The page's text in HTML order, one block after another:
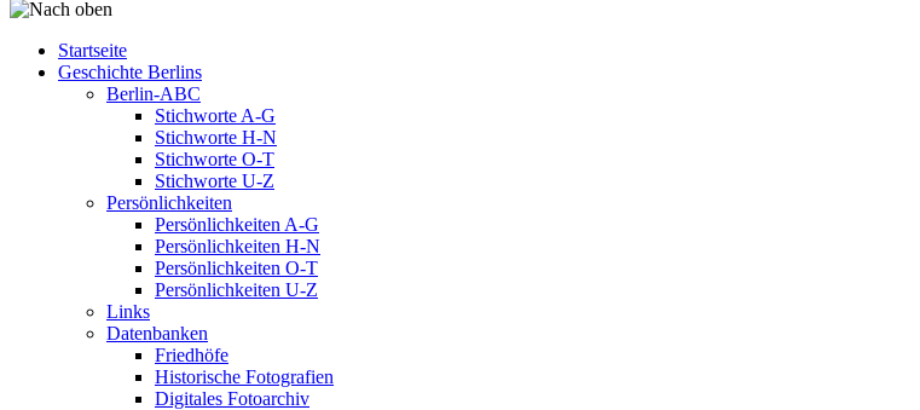
Startseite
Geschichte Berlins
Berlin-ABC
Stichworte A-G
Stichworte H-N
Stichworte O-T
Stichworte U-Z
Persönlichkeiten
Persönlichkeiten A-G
Persönlichkeiten H-N
Persönlichkeiten O-T
Persönlichkeiten U-Z
Links
Datenbanken
Friedhöfe
Historische Fotografien
Digitales Fotoarchiv